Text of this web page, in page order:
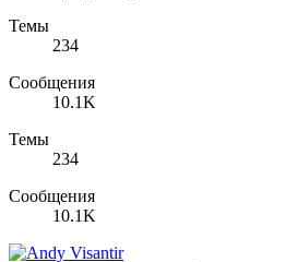
Темы
234
Сообщения
10.1K
Темы
234
Сообщения
10.1K